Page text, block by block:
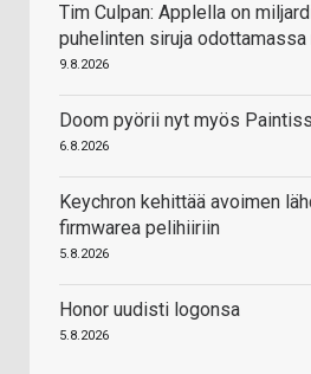
Tim Culpan: Applella on
puhelinten siruja
9.8.2026
Doom pyörii nyt myös
6.8.2026
Keychron kehittää avoimen
firmwarea pelihiiriin
5.8.2026
Honor uudisti logonsa
5.8.2026